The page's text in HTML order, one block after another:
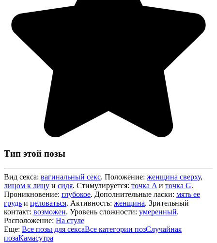
Тип этой позы
Вид секса: вагинальный секс. Положение: женщина сверху,
лицом к лицу и сидя. Стимулируется: точка A и точка G.
Проникновение: глубокое. Дополнительные ласки: мять ее
грудь и целоваться. Активность: женщина. Зрительный
контакт: возможен. Уровень сложности: умеренный.
Расположение: На стуле
Еще: Все позы для сексаВсе категории позСлучайная
позаКамасутра